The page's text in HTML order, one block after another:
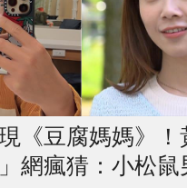
《豆腐媽媽》！
網瘋猜：小松鼠